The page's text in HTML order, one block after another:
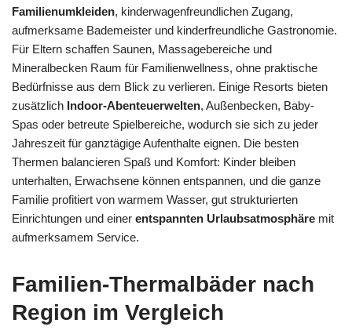
Familienumkleiden, kinderwagenfreundlichen Zugang,
aufmerksame Bademeister und kinderfreundliche Gastronomie.
Für Eltern schaffen Saunen, Massagebereiche und
Mineralbecken Raum für Familienwellness, ohne praktische
Bedürfnisse aus dem Blick zu verlieren. Einige Resorts bieten
zusätzlich Indoor-Abenteuerwelten, Außenbecken, Baby-
Spas oder betreute Spielbereiche, wodurch sie sich zu jeder
Jahreszeit für ganztägige Aufenthalte eignen. Die besten
Thermen balancieren Spaß und Komfort: Kinder bleiben
unterhalten, Erwachsene können entspannen, und die ganze
Familie profitiert von warmem Wasser, gut strukturierten
Einrichtungen und einer entspannten Urlaubsatmosphäre mit
aufmerksamem Service.
Familien-Thermalbäder nach
Region im Vergleich